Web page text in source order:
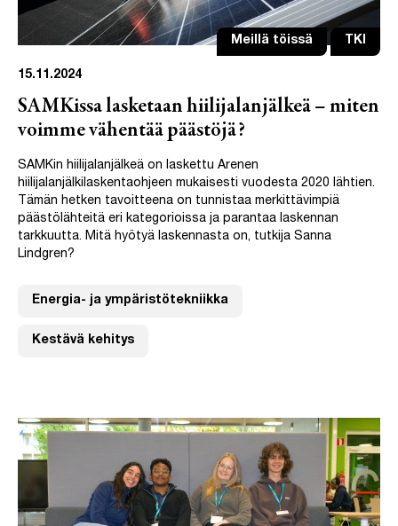
Meillä töissä TKI
15.11.2024
SAMKissa lasketaan hiilijalanjälkeä – miten
voimme vähentää päästöjä?
SAMKin hiilijalanjälkeä on laskettu Arenen
hiilijalanjälkilaskentaohjeen mukaisesti vuodesta 2020 lähtien.
Tämän hetken tavoitteena on tunnistaa merkittävimpiä
päästölähteitä eri kategorioissa ja parantaa laskennan
tarkkuutta. Mitä hyötyä laskennasta on, tutkija Sanna
Lindgren?
Energia- ja ympäristötekniikka
Kestävä kehitys